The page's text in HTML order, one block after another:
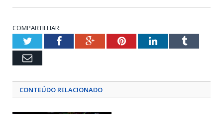
COMPARTILHAR:
TwitterFacebookGoogle+PinterestLinkedInTumblr
Email
CONTEÚDO RELACIONADO